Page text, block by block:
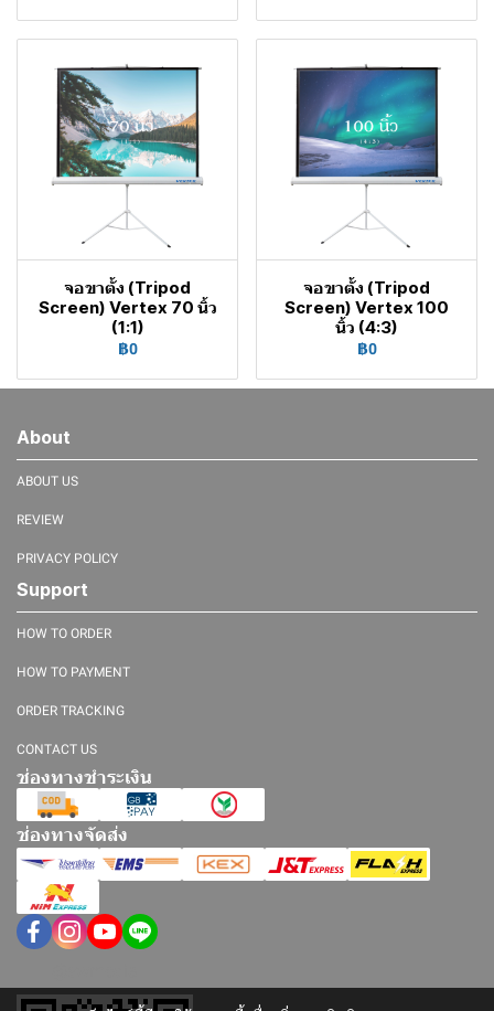
จอขาตั้ง (Tripod
Screen) Vertex 70 นิ้ว
(1:1)
฿0
จอขาตั้ง (Tripod
Screen) Vertex 100
นิ้ว (4:3)
฿0
About
ABOUT US
REVIEW
PRIVACY POLICY
Support
HOW TO ORDER
HOW TO PAYMENT
ORDER TRACKING
CONTACT US
ช่องทางชำระเงิน
ช่องทางจัดส่ง